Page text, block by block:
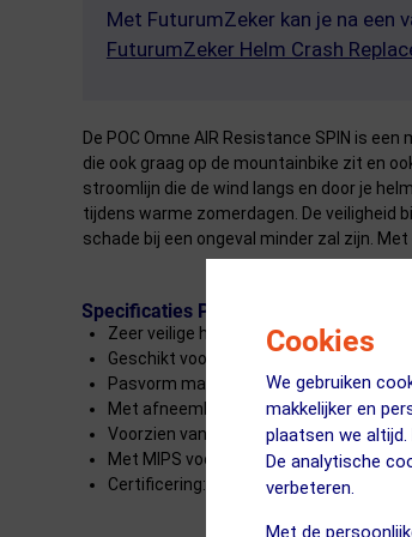
Cookies
We gebruiken
makkelijker en
plaatsen we
De analytische
verbeteren.
Met de
Met FuturumZeker kan je na een
FuturumZeker Helm Crash
De POC Omne AIR Resistance SPIN is
die ook graag op de mountainbike zit en
stroomlijn die de wind langs en door je
tijdens warme zomerdagen. De veiligheid
schade bij een ongeval minder zal zijn.
Specificaties POC Omne AIR
Zeer veilige helm
Geschikt voor wielrenners,
Pasvorm makkelijk aanpasbaar aan de
Met afneembaar vizier
Voorzien van meerdere ventilatiegaten
Met MIPS voor een goede verdeling
Certificering: EN 1078, CPSC 12.03 AS/